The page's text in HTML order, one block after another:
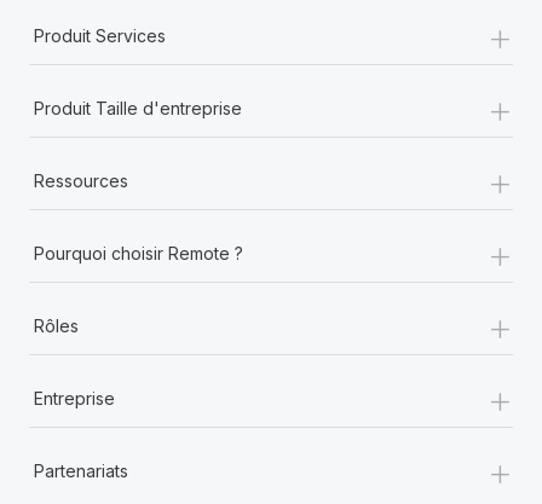
Produit Services +
Produit Taille d'entreprise +
Ressources +
Pourquoi choisir Remote ? +
Rôles +
Entreprise +
Partenariats +